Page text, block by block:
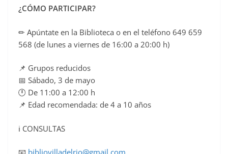
¿CÓMO PARTICIPAR?
✏ Apúntate en la Biblioteca o en el teléfono 649 659
568 (de lunes a viernes de 16:00 a 20:00 h)
📌 Grupos reducidos
📅 Sábado, 3 de mayo
🕛 De 11:00 a 12:00 h
📌 Edad recomendada: de 4 a 10 años
ℹ CONSULTAS